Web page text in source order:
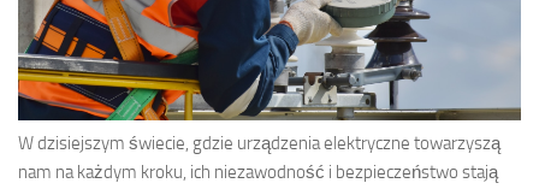
W dzisiejszym świecie, gdzie urządzenia elektryczne towarzyszą
nam na każdym kroku, ich niezawodność i bezpieczeństwo stają